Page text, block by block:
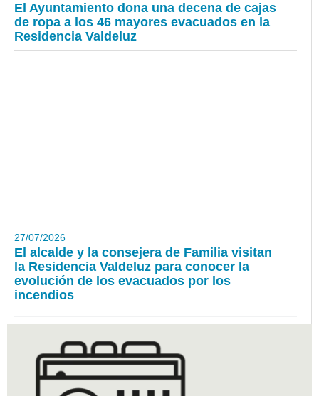
El Ayuntamiento dona una decena de cajas
de ropa a los 46 mayores evacuados en la
Residencia Valdeluz
27/07/2026
El alcalde y la consejera de Familia visitan
la Residencia Valdeluz para conocer la
evolución de los evacuados por los
incendios